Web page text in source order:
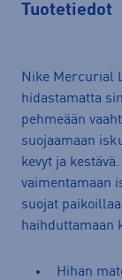
Tuotetiedot
Nike Mercurial
hidastamatta
pehmeään
suojaamaan
kevyt ja
vaimentamaan
suojat
haihduttamaan
Hihan